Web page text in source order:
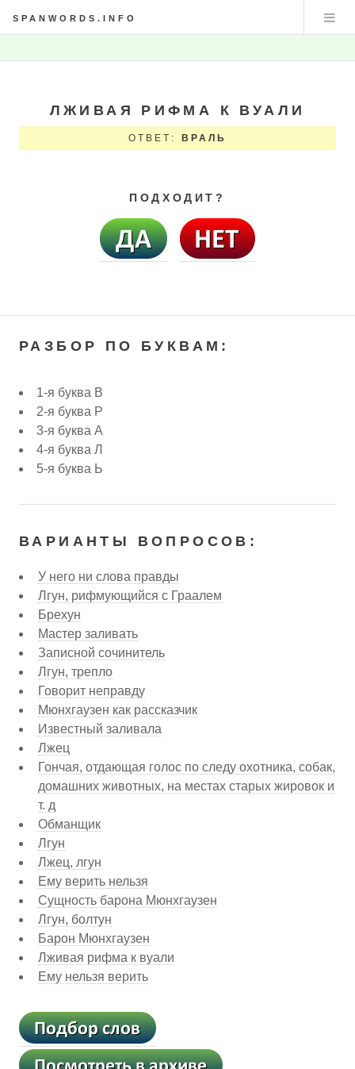
SPANWORDS.INFO
ЛЖИВАЯ РИФМА К ВУАЛИ
ОТВЕТ: ВРАЛЬ
ПОДХОДИТ?
РАЗБОР ПО БУКВАМ:
1-я буква В
2-я буква Р
3-я буква А
4-я буква Л
5-я буква Ь
ВАРИАНТЫ ВОПРОСОВ:
У него ни слова правды
Лгун, рифмующийся с Граалем
Брехун
Мастер заливать
Записной сочинитель
Лгун, трепло
Говорит неправду
Мюнхгаузен как рассказчик
Известный заливала
Лжец
Гончая, отдающая голос по следу охотника, собак,
домашних животных, на местах старых жировок и
т. д
Обманщик
Лгун
Лжец, лгун
Ему верить нельзя
Сущность барона Мюнхгаузен
Лгун, болтун
Барон Мюнхгаузен
Лживая рифма к вуали
Ему нельзя верить